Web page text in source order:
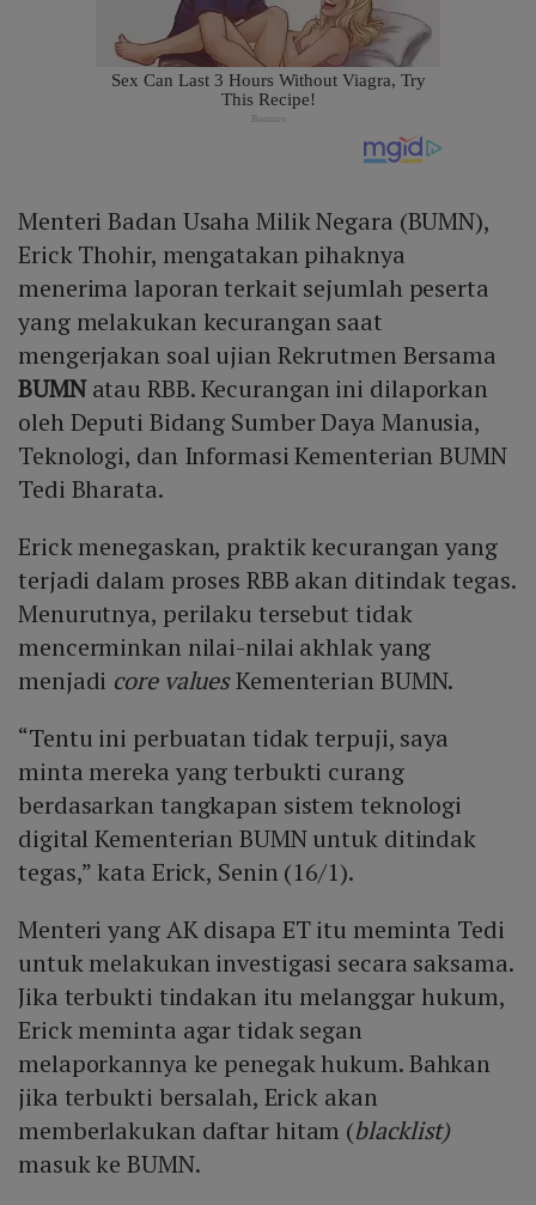
Menteri Badan Usaha Milik Negara (BUMN),
Erick Thohir, mengatakan pihaknya
menerima laporan terkait sejumlah peserta
yang melakukan kecurangan saat
mengerjakan soal ujian Rekrutmen Bersama
BUMNatau RBB. Kecurangan ini dilaporkan
oleh Deputi Bidang Sumber Daya Manusia,
Teknologi, dan Informasi Kementerian BUMN
Tedi Bharata.
Erick menegaskan, praktik kecurangan yang
terjadi dalam proses RBB akan ditindak tegas.
Menurutnya, perilaku tersebut tidak
mencerminkan nilai-nilai akhlak yang
menjadi core valuesKementerian BUMN.
“Tentu ini perbuatan tidak terpuji, saya
minta mereka yang terbukti curang
berdasarkan tangkapan sistem teknologi
digital Kementerian BUMN untuk ditindak
tegas,” kata Erick, Senin (16/1).
Menteri yang AK disapa ET itu meminta Tedi
untuk melakukan investigasi secara saksama.
Jika terbukti tindakan itu melanggar hukum,
Erick meminta agar tidak segan
melaporkannya ke penegak hukum. Bahkan
jika terbukti bersalah, Erick akan
memberlakukan daftar hitam (blacklist)
masuk ke BUMN.